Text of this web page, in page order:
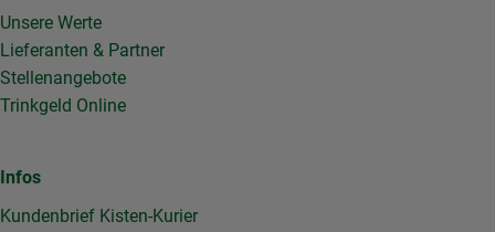
Unsere Werte
Lieferanten & Partner
Stellenangebote
Trinkgeld Online
Infos
Kundenbrief Kisten-Kurier